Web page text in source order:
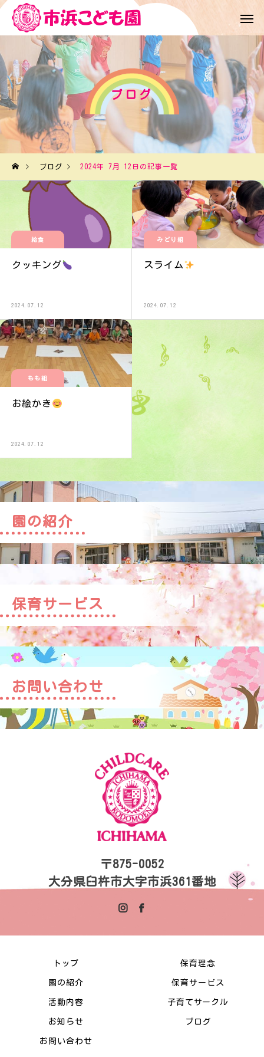
ブログ
ブログ 2024年 7月 12日の記事一覧
給食
クッキング
2024.07.12
みどり組
スライム
2024.07.12
もも組
お絵かき
2024.07.12
園の紹介
保育サービス
お問い合わせ
〒875-0052
大分県臼杵市大字市浜361番地
トップ 保育理念
園の紹介 保育サービス
活動内容 子育てサークル
お知らせ ブログ
お問い合わせ